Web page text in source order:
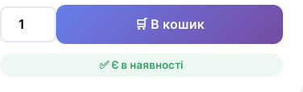
🛒 В кошик
✅ Є в наявності